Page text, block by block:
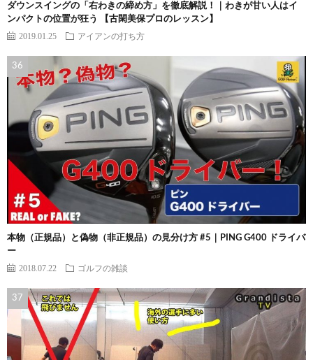
ダウンスイングの「右わきの締め方」を徹底解説！｜わきが甘い人はイ
ンパクトの位置が狂う 【古閑美保プロのレッスン】
2019.01.25 アイアンの打ち方
本物（正規品）と偽物（非正規品）の見分け方 #5｜PING G400 ドライバ
ー
2018.07.22 ゴルフの雑談